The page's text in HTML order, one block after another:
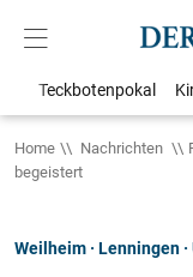
Teckbotenpokal
Home Nachrichten
begeistert
Weilheim · Lenningen